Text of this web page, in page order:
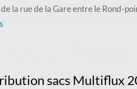
la rue de la Gare entre le Rond-
sacs Multiflux